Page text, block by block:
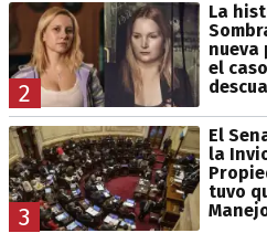
2
La
nueva
el
3
El
la
tuvo